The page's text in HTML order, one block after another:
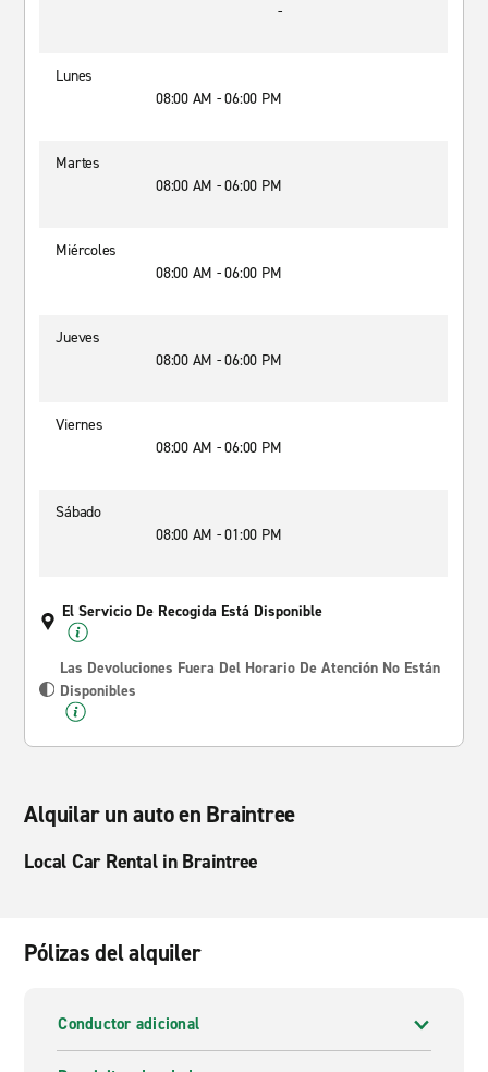
-
Lunes
08:00 AM - 06:00 PM
Martes
08:00 AM - 06:00 PM
Miércoles
08:00 AM - 06:00 PM
Jueves
08:00 AM - 06:00 PM
Viernes
08:00 AM - 06:00 PM
Sábado
08:00 AM - 01:00 PM
El Servicio De Recogida Está Disponible
Las Devoluciones Fuera Del Horario De Atención No Están
Disponibles
Alquilar un auto en Braintree
Local Car Rental in Braintree
Pólizas del alquiler
Conductor adicional